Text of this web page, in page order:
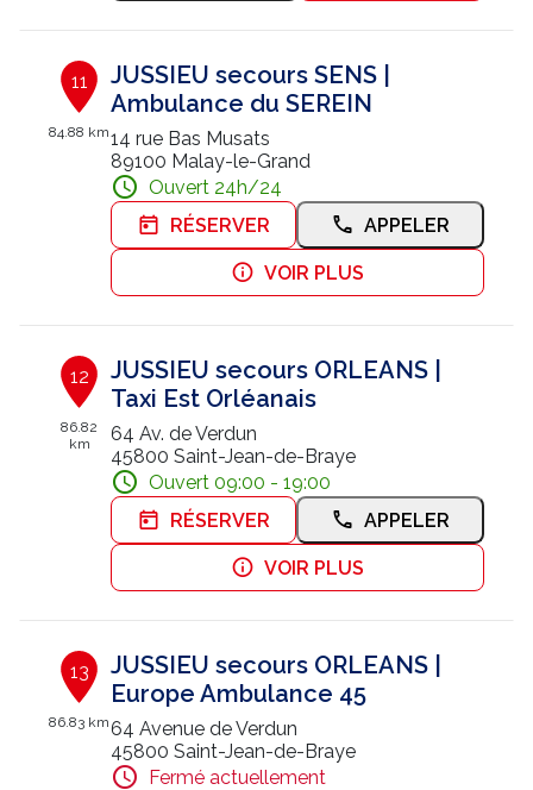
11
84.88 km
JUSSIEU secours SENS |
Ambulance du SEREIN
14 rue Bas Musats
89100 Malay-le-Grand
Ouvert 24h/24
RÉSERVER
APPELER
VOIR PLUS
12
86.82
km
JUSSIEU secours ORLEANS |
Taxi Est Orléanais
64 Av. de Verdun
45800 Saint-Jean-de-Braye
Ouvert 09:00 - 19:00
RÉSERVER
APPELER
VOIR PLUS
13
86.83 km
JUSSIEU secours ORLEANS |
Europe Ambulance 45
64 Avenue de Verdun
45800 Saint-Jean-de-Braye
Fermé actuellement